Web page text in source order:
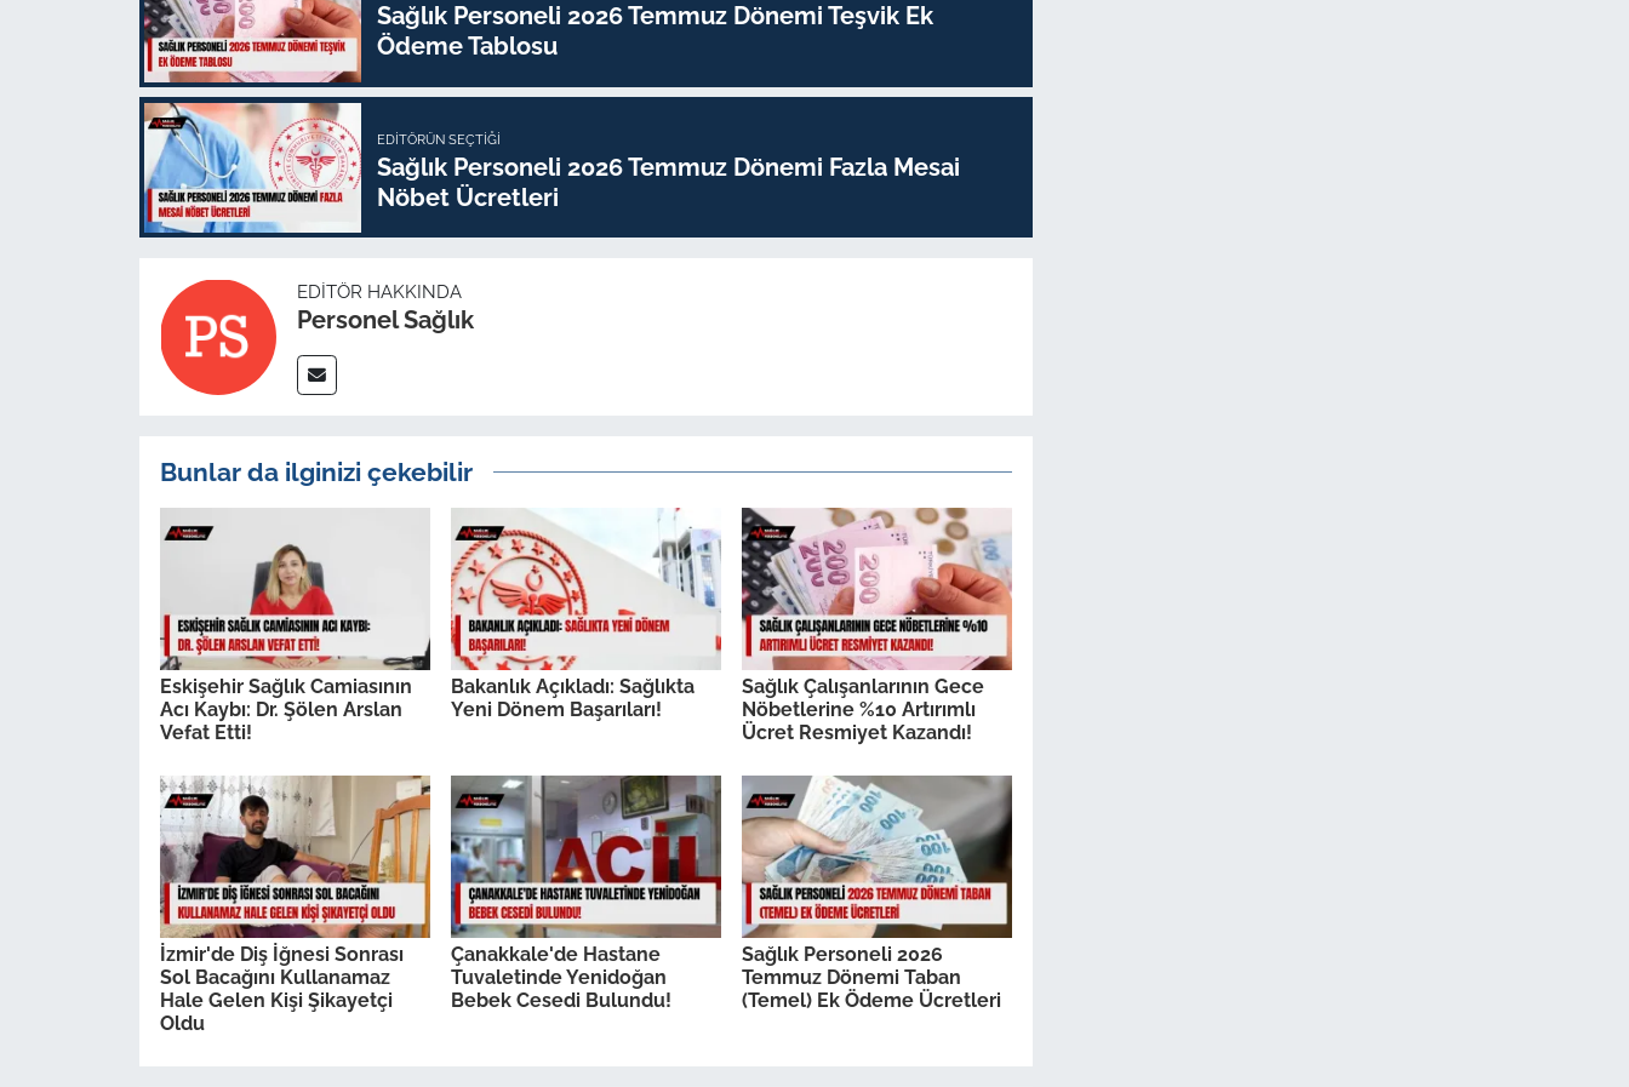
Sağlık Personeli 2026 Temmuz Dönemi Teşvik Ek
Ödeme Tablosu
EDITÖRÜN SEÇTIĞI
Sağlık Personeli 2026 Temmuz Dönemi Fazla Mesai
Nöbet Ücretleri
EDITÖR HAKKINDA
Personel Sağlık
Bunlar da ilginizi çekebilir
Eskişehir Sağlık Camiasının
Acı Kaybı: Dr. Şölen Arslan
Vefat Etti!
Bakanlık Açıkladı: Sağlıkta
Yeni Dönem Başarıları!
Sağlık Çalışanlarının Gece
Nöbetlerine %10 Artırımlı
Ücret Resmiyet Kazandı!
İzmir'de Diş İğnesi Sonrası
Sol Bacağını Kullanamaz
Hale Gelen Kişi Şikayetçi
Oldu
Çanakkale'de Hastane
Tuvaletinde Yenidoğan
Bebek Cesedi Bulundu!
Sağlık Personeli 2026
Temmuz Dönemi Taban
(Temel) Ek Ödeme Ücretleri